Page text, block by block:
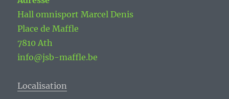
Hall omnisport Marcel Denis
Place de Maffle
7810 Ath
info@jsb-maffle.be
Localisation